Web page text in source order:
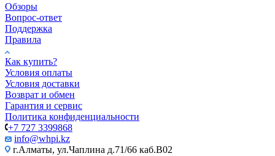
Обзоры
Вопрос-ответ
Поддержка
Правила
Как купить?
Условия оплаты
Условия доставки
Возврат и обмен
Гарантия и сервис
Политика конфиденциальности
+7 727 3399868
info@whpi.kz
г.Алматы, ул.Чаплина д.71/66 каб.B02